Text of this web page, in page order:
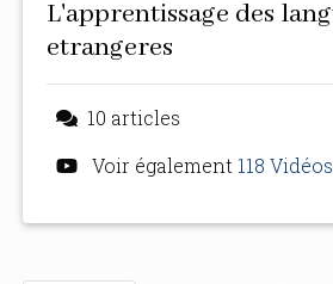
l'apprentissage des langues
etrangeres
10 articles
Voir également 118 Vidéos